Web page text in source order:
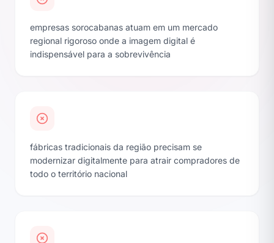
empresas sorocabanas atuam em um mercado
regional rigoroso onde a imagem digital é
indispensável para a sobrevivência
fábricas tradicionais da região precisam se
modernizar digitalmente para atrair compradores de
todo o território nacional